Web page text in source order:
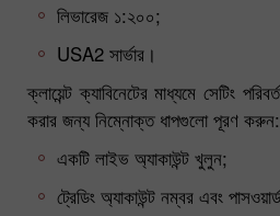
লিভারেজ ১:২০০;
USA2 সার্ভার।
ক্লায়েন্ট ক্যাবিনেটের মাধ্যমে সেটিং
করার জন্য নিম্নোক্ত ধাপগুলো পূরণ করুন:
একটি লাইভ অ্যাকাউন্ট খুলুন;
ট্রেডিং অ্যাকাউন্ট নম্বর এবং